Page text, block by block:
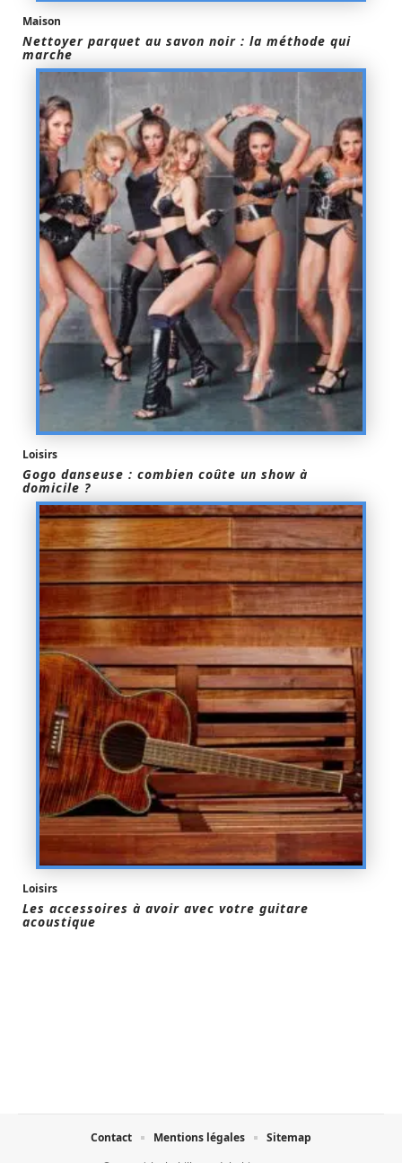
Maison
Nettoyer parquet au savon noir : la méthode qui
marche
Loisirs
Gogo danseuse : combien coûte un show à
domicile ?
Loisirs
Les accessoires à avoir avec votre guitare
acoustique
Contact Mentions légales Sitemap